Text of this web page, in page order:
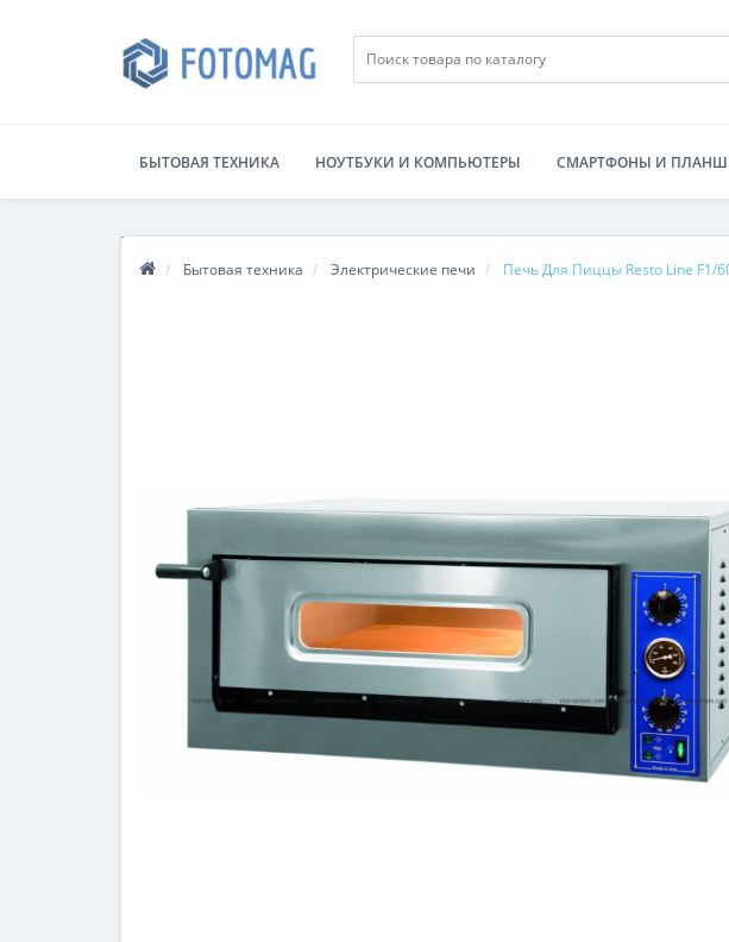
БЫТОВАЯ ТЕХНИКА НОУТБУКИ И КОМПЬЮТЕРЫ СМАРТФОНЫ И
Бытовая техника Электрические печи Печь Для Пиццы Resto Line F1/